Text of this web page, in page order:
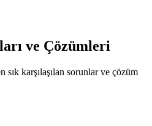
ve Çözümleri
sık karşılaşılan sorunlar ve çözüm